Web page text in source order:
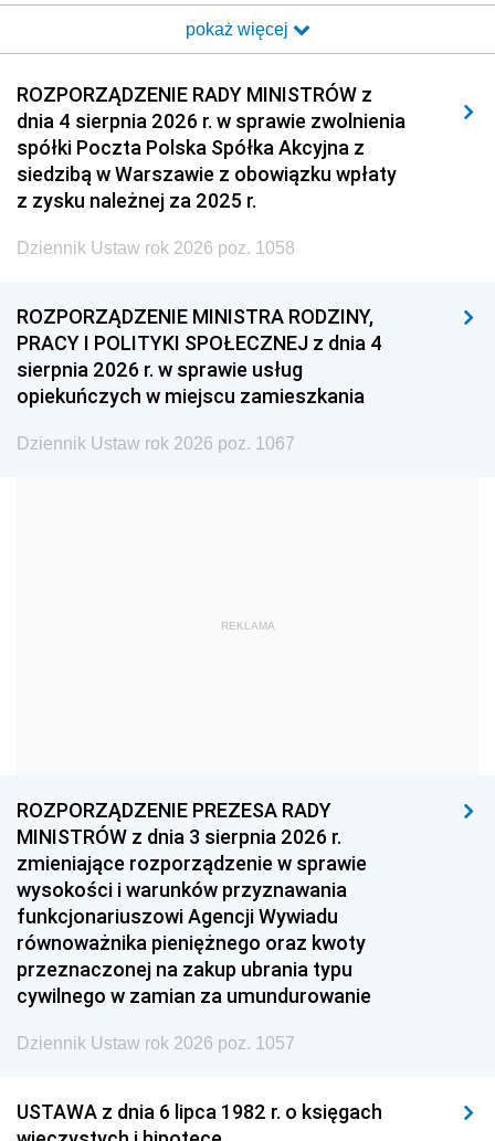
2017 2016 2015
2014 2013 2012
2011 2010 2009
2008 2007 2006
2005 2004 2003
2002 2001
1999 1998
1993 1992 1991
1990 1989
1987 1986 1985
1984 1983
1957 1956
1954 1953
1951 1950
1948 1947
1945 1944 1939
1938 1937 1936
1935 1934
1929 1928 1927
pokaż więcej
ROZPORZĄDZENIE RADY MINISTRÓW z
dnia 4 sierpnia 2026 r. w sprawie zwolnienia
spółki Poczta Polska Spółka Akcyjna z
siedzibą w Warszawie z obowiązku wpłaty
z zysku należnej za 2025 r.
Dziennik Ustaw rok 2026 poz. 1058
ROZPORZĄDZENIE MINISTRA RODZINY,
PRACY I POLITYKI SPOŁECZNEJ z dnia 4
sierpnia 2026 r. w sprawie usług
opiekuńczych w miejscu zamieszkania
Dziennik Ustaw rok 2026 poz. 1067
REKLAMA
ROZPORZĄDZENIE PREZESA RADY
MINISTRÓW z dnia 3 sierpnia 2026 r.
zmieniające rozporządzenie w sprawie
wysokości i warunków przyznawania
funkcjonariuszowi Agencji Wywiadu
równoważnika pieniężnego oraz kwoty
przeznaczonej na zakup ubrania typu
cywilnego w zamian za umundurowanie
Dziennik Ustaw rok 2026 poz. 1057
USTAWA z dnia 6 lipca 1982 r. o księgach